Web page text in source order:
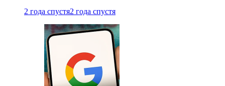
2 года спустя2 года спустя